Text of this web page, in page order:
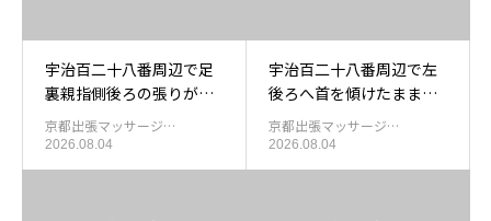
宇治百二十八番周辺で足
裏親指側後ろの張りが残
った日の足裏を休める出
張もみほぐし
京都出張マッサージ…
2026.08.04
宇治百二十八番周辺で左
後ろへ首を傾けたまま過
ごしたあと首後ろ左上を
休める出張もみほぐし
京都出張マッサージ…
2026.08.04